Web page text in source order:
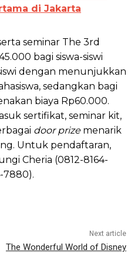
di Jakarta
seminar The 3rd
bagi siswa-siswi
dengan menunjukkan
sedangkan bagi
biaya Rp60.000.
sertifikat, seminar kit,
door prizemenarik
Untuk pendaftaran,
Cheria (0812-8164-
7880).
Next article
The Wonderful World of Disney